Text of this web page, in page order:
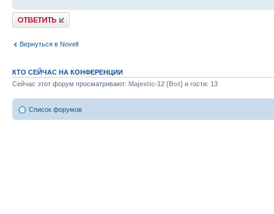
Ответить
Вернуться в Novell
КТО СЕЙЧАС НА КОНФЕРЕНЦИИ
Сейчас этот форум просматривают: Majestic-12 [Bot] и гости: 13
Список форумов